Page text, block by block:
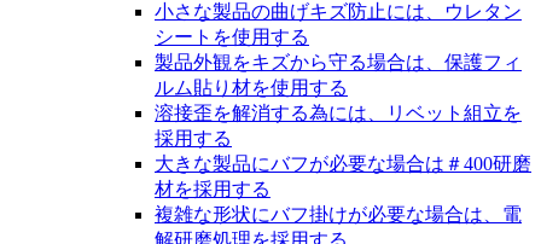
小さな製品の曲げキズ防止には、ウレタン
シートを使用する
製品外観をキズから守る場合は、保護フィ
ルム貼り材を使用する
溶接歪を解消する為には、リベット組立を
採用する
大きな製品にバフが必要な場合は＃400研磨
材を採用する
複雑な形状にバフ掛けが必要な場合は、電